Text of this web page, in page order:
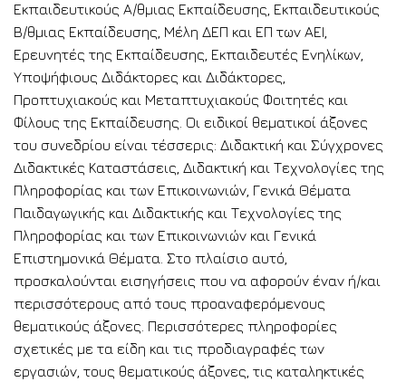
Εκπαιδευτικούς Α/θμιας Εκπαίδευσης, Εκπαιδευτικούς
Β/θμιας Εκπαίδευσης, Μέλη ΔΕΠ και ΕΠ των ΑΕΙ,
Ερευνητές της Εκπαίδευσης, Εκπαιδευτές Ενηλίκων,
Υποψήφιους Διδάκτορες και Διδάκτορες,
Προπτυχιακούς και Μεταπτυχιακούς Φοιτητές και
Φίλους της Εκπαίδευσης. Οι ειδικοί θεματικοί άξονες
του συνεδρίου είναι τέσσερις: Διδακτική και Σύγχρονες
Διδακτικές Καταστάσεις, Διδακτική και Τεχνολογίες της
Πληροφορίας και των Επικοινωνιών, Γενικά Θέματα
Παιδαγωγικής και Διδακτικής και Τεχνολογίες της
Πληροφορίας και των Επικοινωνιών και Γενικά
Επιστημονικά Θέματα. Στο πλαίσιο αυτό,
προσκαλούνται εισηγήσεις που να αφορούν έναν ή/και
περισσότερους από τους προαναφερόμενους
θεματικούς άξονες. Περισσότερες πληροφορίες
σχετικές με τα είδη και τις προδιαγραφές των
εργασιών, τους θεματικούς άξονες, τις καταληκτικές